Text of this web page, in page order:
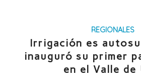
REGIONALES
Irrigación es
inauguró su primer
en el Valle de